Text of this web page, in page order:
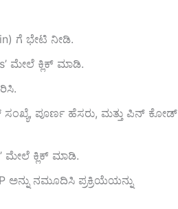
ಗೆ ಭೇಟಿ ನೀಡಿ.
ಮೇಲೆ ಕ್ಲಿಕ್ ಮಾಡಿ.
ಸಂಖ್ಯೆ, ಪೂರ್ಣ ಹೆಸರು, ಮತ್ತು ಪಿನ್ ಕೋಡ್
ಮೇಲೆ ಕ್ಲಿಕ್ ಮಾಡಿ.
ನಮೂದಿಸಿ ಪ್ರಕ್ರಿಯೆಯನ್ನು